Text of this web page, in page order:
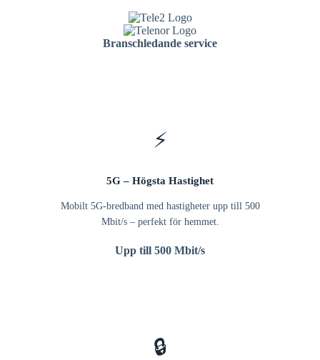
Branschledande service
⚡
5G – Högsta Hastighet
Mobilt 5G-bredband med hastigheter upp till 500
Mbit/s – perfekt för hemmet.
Upp till 500 Mbit/s
🔒